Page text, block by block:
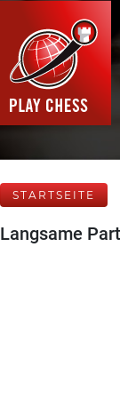
STARTSEITE
Langsame